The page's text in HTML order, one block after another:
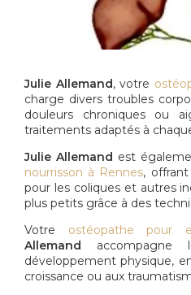
Julie Allemand, votre
charge divers troubles
douleurs chroniques ou
traitements adaptés à
Julie Allemand est
nourrisson à Rennes,
pour les coliques et autres
plus petits grâce à des
Votre ostéopathe pour
Allemand accompagne
développement physique,
croissance ou aux